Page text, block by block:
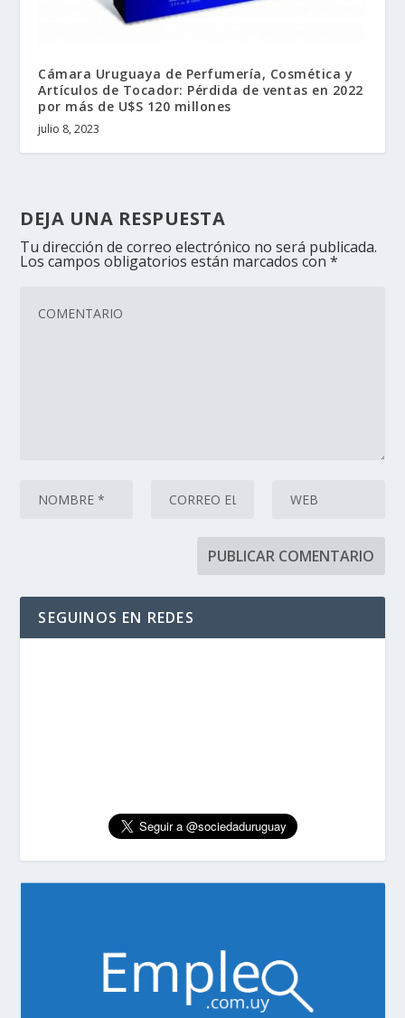
Cámara Uruguaya de Perfumería, Cosmética y
Artículos de Tocador: Pérdida de ventas en 2022
por más de U$S 120 millones
julio 8, 2023
DEJA UNA RESPUESTA
Tu dirección de correo electrónico no será publicada.
Los campos obligatorios están marcados con*
SEGUINOS EN REDES